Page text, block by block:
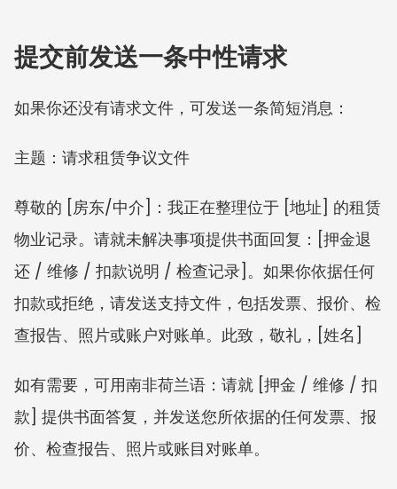
提交前发送一条中性请求
如果你还没有请求文件，可发送一条简短消息：
主题：请求租赁争议文件
尊敬的 [房东/中介]：我正在整理位于 [地址] 的租赁
物业记录。请就未解决事项提供书面回复：[押金退
还 / 维修 / 扣款说明 / 检查记录]。如果你依据任何
扣款或拒绝，请发送支持文件，包括发票、报价、检
查报告、照片或账户对账单。此致，敬礼，[姓名]
如有需要，可用南非荷兰语：请就 [押金 / 维修 / 扣
款] 提供书面答复，并发送您所依据的任何发票、报
价、检查报告、照片或账目对账单。